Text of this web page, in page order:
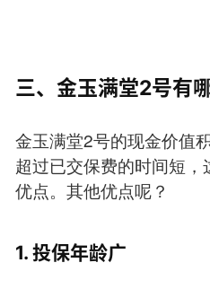
三、金玉满堂2号有
金玉满堂2号的现金价值
超过已交保费的时间短
优点。其他优点呢？
1. 投保年龄广